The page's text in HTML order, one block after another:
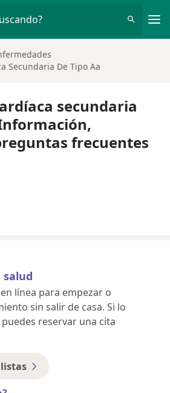
Secundaria De Tipo Aa
secundaria
frecuentes
salud
línea para empezar o
sin salir de casa. Si lo
reservar una cita